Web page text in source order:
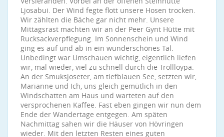
Ljosabui. Der Wind fegte flott unsere Hosen trocken.
Wir zählten die Bäche gar nicht mehr. Unsere
Mittagsrast machten wir an der Peer Gynt Hütte mit
Rucksackverpflegung. Im Sonnenschein und Wind
ging es auf und ab in ein wunderschönes Tal.
Unbedingt war Umschauen wichtig, eigentlich liefen
wir, mal wieder, viel zu schnell durch die Trollloypa.
An der Smuksjoseter, am tiefblauen See, setzten wir,
Marianne und Ich, uns gleich gemütlich in den
Windschatten am Haus und warteten auf den
versprochenen Kaffee. Fast eben gingen wir nun dem
Ende der Wandertage entgegen. Am späten
Nachmittag sahen wir die Häuser von Hövringen
wieder. Mit den letzten Resten eines guten